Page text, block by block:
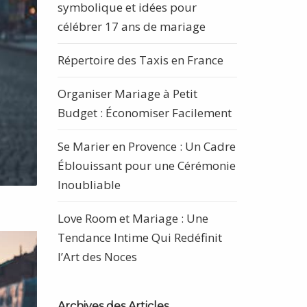
symbolique et idées pour
célébrer 17 ans de mariage
Répertoire des Taxis en France
Organiser Mariage à Petit
Budget : Économiser Facilement
Se Marier en Provence : Un Cadre
Éblouissant pour une Cérémonie
Inoubliable
Love Room et Mariage : Une
Tendance Intime Qui Redéfinit
l’Art des Noces